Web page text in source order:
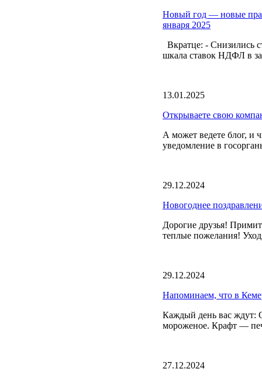
Новый год — новые
января 2025
Вкратце: - Снизились
шкала ставок НДФЛ в
13.01.2025
Открываете свою
А может ведете блог, и
уведомление в
29.12.2024
Новогоднее
Дорогие друзья!
теплые пожелания!
29.12.2024
Напоминаем, что в
Каждый день вас ждут:
мороженое. Крафт —
27.12.2024